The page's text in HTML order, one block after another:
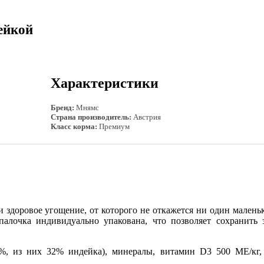
Характеристики
Бренд: Мнямс
Страна производитель: Австрия
Класс корма: Премиум
угощение, от которого не откажется ни один
индивидуально упакована, что позволяет
из них 32% индейка), минералы, витамин D3 500 ME/